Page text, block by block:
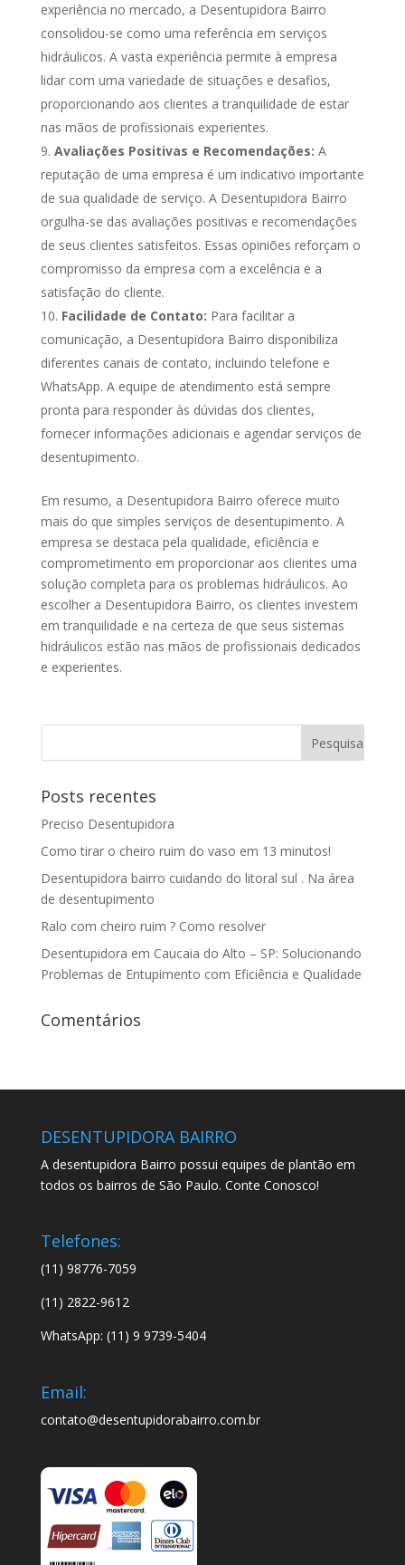
experiência no mercado, a Desentupidora Bairro
consolidou-se como uma referência em serviços
hidráulicos. A vasta experiência permite à empresa
lidar com uma variedade de situações e desafios,
proporcionando aos clientes a tranquilidade de estar
nas mãos de profissionais experientes.
Avaliações Positivas e Recomendações: A
reputação de uma empresa é um indicativo importante
de sua qualidade de serviço. A Desentupidora Bairro
orgulha-se das avaliações positivas e recomendações
de seus clientes satisfeitos. Essas opiniões reforçam o
compromisso da empresa com a excelência e a
satisfação do cliente.
Facilidade de Contato: Para facilitar a
comunicação, a Desentupidora Bairro disponibiliza
diferentes canais de contato, incluindo telefone e
WhatsApp. A equipe de atendimento está sempre
pronta para responder às dúvidas dos clientes,
fornecer informações adicionais e agendar serviços de
desentupimento.
Em resumo, a Desentupidora Bairro oferece muito
mais do que simples serviços de desentupimento. A
empresa se destaca pela qualidade, eficiência e
comprometimento em proporcionar aos clientes uma
solução completa para os problemas hidráulicos. Ao
escolher a Desentupidora Bairro, os clientes investem
em tranquilidade e na certeza de que seus sistemas
hidráulicos estão nas mãos de profissionais dedicados
e experientes.
Posts recentes
Preciso Desentupidora
Como tirar o cheiro ruim do vaso em 13 minutos!
Desentupidora bairro cuidando do litoral sul . Na área
de desentupimento
Ralo com cheiro ruim ? Como resolver
Desentupidora em Caucaia do Alto – SP: Solucionando
Problemas de Entupimento com Eficiência e Qualidade
Comentários
DESENTUPIDORA BAIRRO
A desentupidora Bairro possui equipes de plantão em
todos os bairros de São Paulo. Conte Conosco!
Telefones:
(11) 98776-7059
(11) 2822-9612
WhatsApp: (11) 9 9739-5404
Email:
contato@desentupidorabairro.com.br